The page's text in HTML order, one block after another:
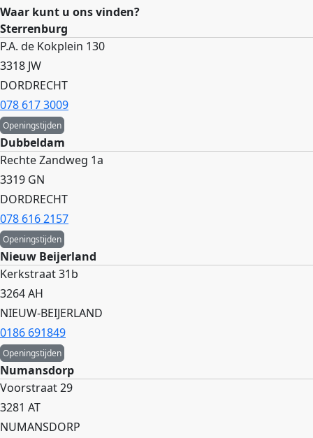
Waar kunt u ons vinden?
Sterrenburg
P.A. de Kokplein 130
3318 JW
DORDRECHT
078 617 3009
Openingstijden
Dubbeldam
Rechte Zandweg 1a
3319 GN
DORDRECHT
078 616 2157
Openingstijden
Nieuw Beijerland
Kerkstraat 31b
3264 AH
NIEUW-BEIJERLAND
0186 691849
Openingstijden
Numansdorp
Voorstraat 29
3281 AT
NUMANSDORP